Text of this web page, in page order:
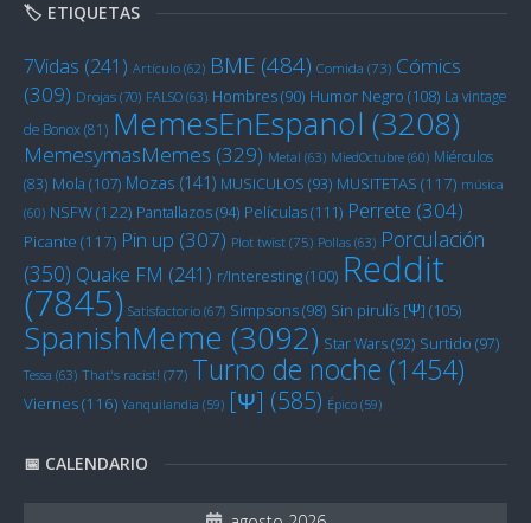
🏷️ ETIQUETAS
7Vidas (241) Artículo (62) BME (484) Comida (73) Cómics
(309) Drojas (70) FALSO (63) Hombres(90) Humor Negro (108) La vintage
de Bonox(81) MemesEnEspanol (3208)
MemesymasMemes (329) Metal (63) MiedOctubre (60) Miérculos
(83) Mola (107) Mozas (141) MUSICULOS (93) MUSITETAS (117) música
(60) NSFW(122) Pantallazos(94) Películas(111) Perrete (304)
Picante (117) Pin up (307) Plot twist (75) Pollas (63) Porculación
(350) Quake FM (241) r/Interesting(100) Reddit
(7845) Satisfactorio (67) Simpsons(98) Sin pirulís [Ψ] (105)
SpanishMeme (3092) Star Wars(92) Surtido (97)
Tessa (63) That's racist! (77) Turno de noche (1454)
Viernes(116) Yanquilandia (59) [Ψ] (585) Épico (59)
📅 CALENDARIO